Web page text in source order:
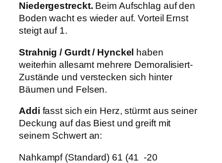
Niedergestreckt. Beim Aufschlag auf den
Boden wacht es wieder auf. Vorteil Ernst
steigt auf 1.
Strahnig / Gurdt / Hynckel haben
weiterhin allesamt mehrere Demoralisiert-
Zustände und verstecken sich hinter
Bäumen und Felsen.
Addi fasst sich ein Herz, stürmt aus seiner
Deckung auf das Biest und greift mit
seinem Schwert an:
Nahkampf (Standard) 61 (41 -20